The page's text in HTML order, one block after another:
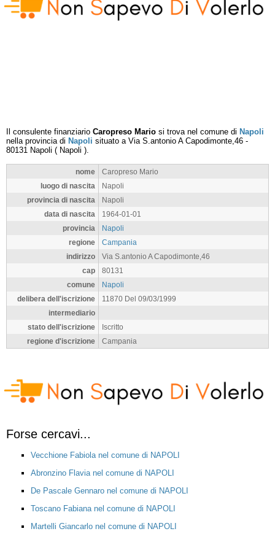
Il consulente finanziario Caropreso Mario si trova nel comune di Napoli
nella provincia di Napoli situato a Via S.antonio A Capodimonte,46 -
80131 Napoli ( Napoli ).
nome
Caropreso Mario
luogo di nascita
Napoli
provincia di nascita
Napoli
data di nascita
1964-01-01
provincia
Napoli
regione
Campania
indirizzo
Via S.antonio A Capodimonte,46
cap
80131
comune
Napoli
delibera dell'iscrizione
11870 Del 09/03/1999
intermediario
stato dell'iscrizione
Iscritto
regione d'iscrizione
Campania
Forse cercavi...
Vecchione Fabiola nel comune di NAPOLI
Abronzino Flavia nel comune di NAPOLI
De Pascale Gennaro nel comune di NAPOLI
Toscano Fabiana nel comune di NAPOLI
Martelli Giancarlo nel comune di NAPOLI